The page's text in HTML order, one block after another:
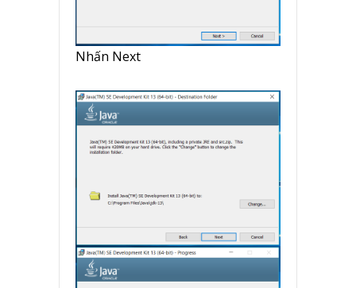
Nhấn Next